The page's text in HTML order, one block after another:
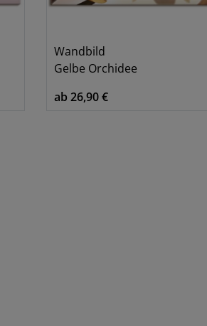
Wandbild
Gelbe Orchidee
ab 26,90 €